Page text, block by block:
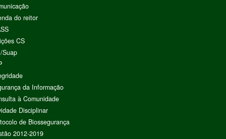
do reitor
CS
Suap
da Informação
à Comunidade
Disciplinar
de Biossegurança
2012-2019